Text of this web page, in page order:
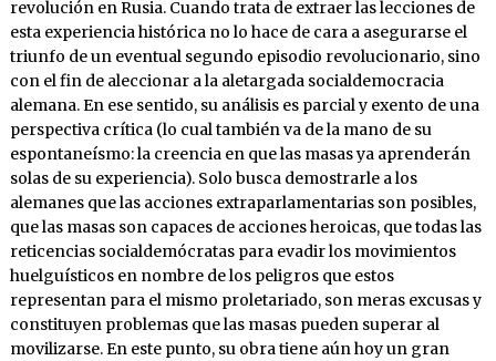
revolución en Rusia. Cuando trata de extraer las lecciones de
esta experiencia histórica no lo hace de cara a asegurarse el
triunfo de un eventual segundo episodio revolucionario, sino
con el fin de aleccionar a la aletargada socialdemocracia
alemana. En ese sentido, su análisis es parcial y exento de una
perspectiva crítica (lo cual también va de la mano de su
espontaneísmo: la creencia en que las masas ya aprenderán
solas de su experiencia). Solo busca demostrarle a los
alemanes que las acciones extraparlamentarias son posibles,
que las masas son capaces de acciones heroicas, que todas las
reticencias socialdemócratas para evadir los movimientos
huelguísticos en nombre de los peligros que estos
representan para el mismo proletariado, son meras excusas y
constituyen problemas que las masas pueden superar al
movilizarse. En este punto, su obra tiene aún hoy un gran